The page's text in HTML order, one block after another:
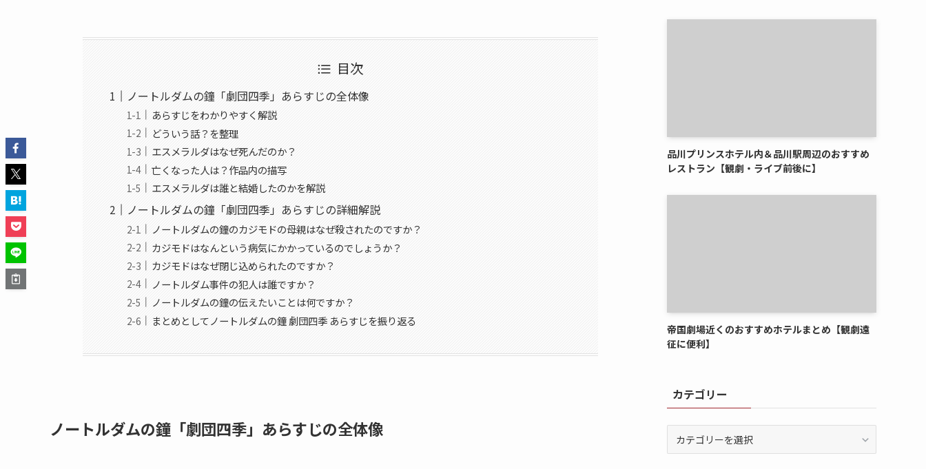
目次
ノートルダムの鐘「劇団四季」あらすじの全体像
あらすじをわかりやすく解説
どういう話？を整理
エスメラルダはなぜ死んだのか？
亡くなった人は？作品内の描写
エスメラルダは誰と結婚したのかを解説
ノートルダムの鐘「劇団四季」あらすじの詳細解説
ノートルダムの鐘のカジモドの母親はなぜ殺されたのですか？
カジモドはなんという病気にかかっているのでしょうか？
カジモドはなぜ閉じ込められたのですか？
ノートルダム事件の犯人は誰ですか？
ノートルダムの鐘の伝えたいことは何ですか？
まとめとしてノートルダムの鐘 劇団四季 あらすじを振り返る
ノートルダムの鐘「劇団四季」あらすじの全体像
品川プリンスホテル内＆品川駅周辺のおすすめ
レストラン【観劇・ライブ前後に】
帝国劇場近くのおすすめホテルまとめ【観劇遠
征に便利】
カテゴリー